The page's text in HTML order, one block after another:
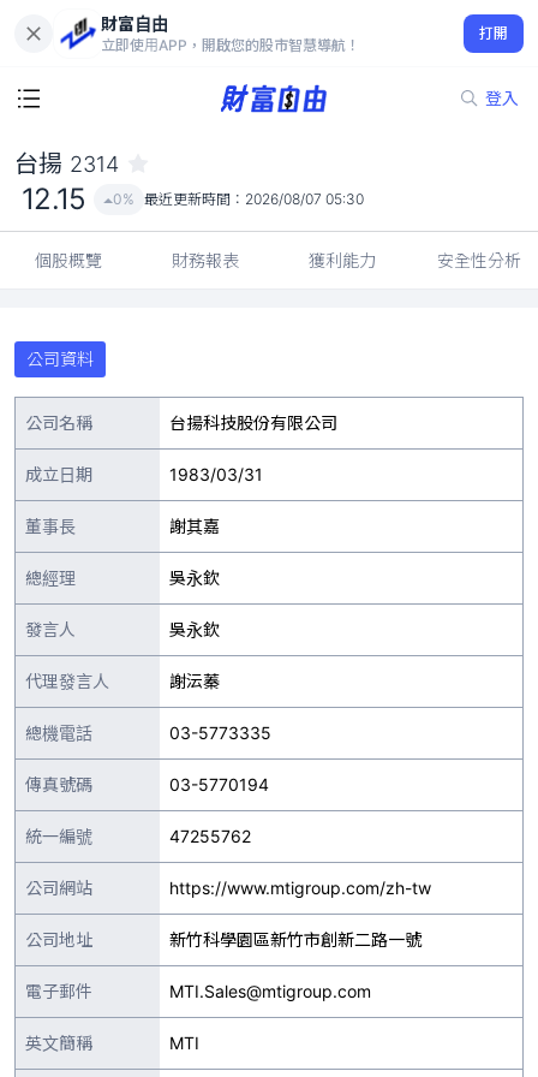
財富自由
立即使用APP，開啟您的股市智慧導航！
打開
登入
12.15
0%
台揚 2314
12.15 0% 最近更新時間： 2026/08/07 05:30
個股概覽 財務報表 獲利能力 安全性分析
公司資料
公司名稱 台揚科技股份有限公司
成立日期 1983/03/31
董事長 謝其嘉
總經理 吳永欽
發言人 吳永欽
代理發言人 謝沄蓁
總機電話 03-5773335
傳真號碼 03-5770194
統一編號 47255762
公司網站 https://www.mtigroup.com/zh-tw
公司地址 新竹科學園區新竹市創新二路一號
電子郵件 MTI.Sales@mtigroup.com
英文簡稱 MTI